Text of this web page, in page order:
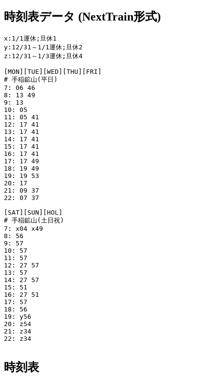
時刻表データ (NextTrain形式)
x:1/1運休;旦休1
y:12/31～1/1運休;旦休2
z:12/31～1/3運休;旦休4
[MON][TUE][WED][THU][FRI]
# 手稲鉱山(平日)
7: 06 46
8: 13 49
9: 13
10: 05
11: 05 41
12: 17 41
13: 17 41
14: 17 41
15: 17 41
16: 17 41
17: 17 49
18: 19 49
19: 19 53
20: 17
21: 09 37
22: 07 37
[SAT][SUN][HOL]
# 手稲鉱山(土日祝)
7: x04 x49
8: 56
9: 57
10: 57
11: 57
12: 27 57
13: 57
14: 27 57
15: 51
16: 27 51
17: 57
18: 56
19: y56
20: z54
21: z34
22: z34
時刻表